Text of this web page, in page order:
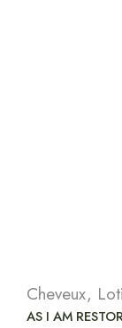
Cheveux,
AS I AM